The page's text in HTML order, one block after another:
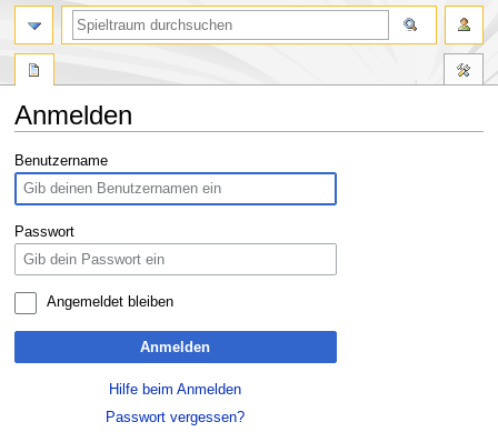
Anmelden
Zur
Navigation
springen
Zur
Suche
springen
Benutzername
Passwort
Angemeldet bleiben
Anmelden
Hilfe beim Anmelden
Passwort vergessen?